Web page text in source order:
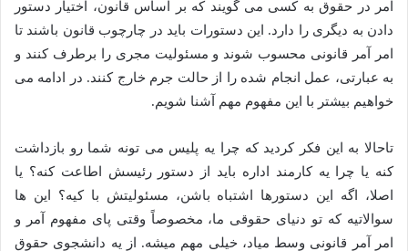
آمر در حقوق به کسی می گویند که بر اساس قانون، اختیار دستور
دادن به دیگری را دارد. این دستورات باید در چارچوب قانون باشند تا
امر آمر قانونی محسوب شوند و مسئولیت مجری را برطرف کنند و
به عبارتی، عمل انجام شده را از حالت جرم خارج کنند. در ادامه می
خواهیم بیشتر با این مفهوم مهم آشنا شویم.
تاحالا به این فکر کردید که چرا یه پلیس می تونه شما رو بازداشت
کنه یا چرا یه کارمند اداره باید از دستور رئیسش اطاعت کنه؟ یا
اصلا، اگه این دستورها اشتباه باشن، مسئولیتش با کیه؟ این ها
سوالاتیه که تو دنیای حقوقی ما، مخصوصاً وقتی پای مفهوم آمر و
امر آمر قانونی وسط میاد، خیلی مهم میشه. از یه دانشجوی حقوق